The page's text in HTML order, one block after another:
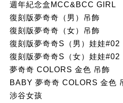
週年紀念盒MCC&BCC GIRL
復刻版夢奇奇（男）吊飾
復刻版夢奇奇（女）吊飾
復刻版夢奇奇S（男）娃娃#02
復刻版夢奇奇S（女）娃娃#02
夢奇奇 COLORS 金色 吊飾
BABY 夢奇奇 COLORS 金色
涉谷女孩